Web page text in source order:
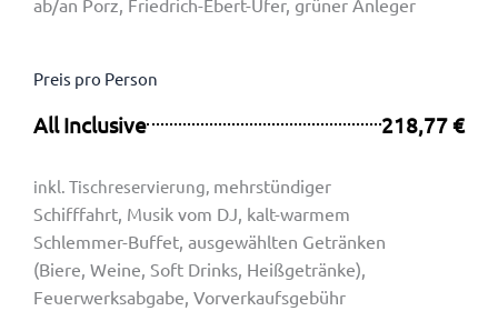
Preis pro Person
All Inclusive 218,77 €
inkl. Tischreservierung, mehrstündiger
Schifffahrt, Musik vom DJ, kalt-warmem
Schlemmer-Buffet, ausgewählten Getränken
(Biere, Weine, Soft Drinks, Heißgetränke),
Feuerwerksabgabe, Vorverkaufsgebühr